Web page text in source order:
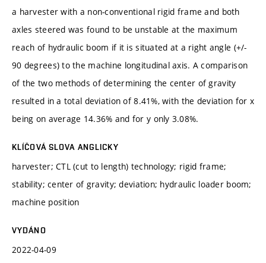
a harvester with a non-conventional rigid frame and both
axles steered was found to be unstable at the maximum
reach of hydraulic boom if it is situated at a right angle (+/-
90 degrees) to the machine longitudinal axis. A comparison
of the two methods of determining the center of gravity
resulted in a total deviation of 8.41%, with the deviation for x
being on average 14.36% and for y only 3.08%.
KLÍČOVÁ SLOVA ANGLICKY
harvester; CTL (cut to length) technology; rigid frame;
stability; center of gravity; deviation; hydraulic loader boom;
machine position
VYDÁNO
2022-04-09